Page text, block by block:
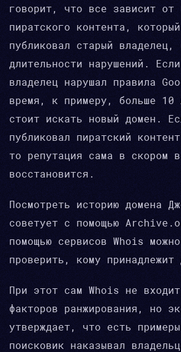
говорит, что все зависит от
пиратского контента, который
публиковал старый владелец,
длительности нарушений.
владелец нарушал правила
время, к примеру, больше 10
стоит искать новый домен.
публиковал пиратский
то репутация сама в скором
восстановится.
Посмотреть историю домена
советует с помощью
помощью сервисов Whois можно
проверить, кому принадлежит
При этот сам Whois не
факторов ранжирования, но
утверждает, что есть
поисковик наказывал